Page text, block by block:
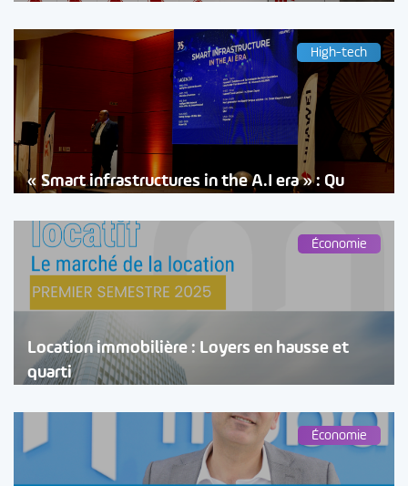
High-tech
« Smart infrastructures in the A.I era » : Qu
Économie
Location immobilière : Loyers en hausse et
quarti
Économie